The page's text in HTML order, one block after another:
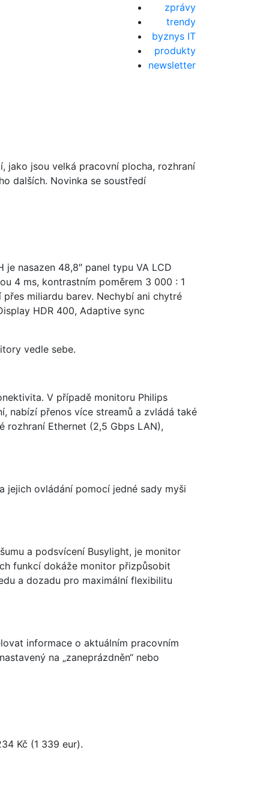
zprávy
trendy
byznys IT
produkty
newsletter
jako jsou velká pracovní plocha, rozhraní
dalších. Novinka se soustředí
nasazen 48,8″ panel typu VA LCD
4 ms, kontrastním poměrem 3 000 : 1
miliardu barev. Nechybí ani chytré
HDR 400, Adaptive sync
vedle sebe.
V případě monitoru Philips
nabízí přenos více streamů a zvládá také
rozhraní Ethernet (2,5 Gbps LAN),
jejich ovládání pomocí jedné sady myši
a podsvícení Busylight, je monitor
funkcí dokáže monitor přizpůsobit
a dozadu pro maximální flexibilitu
informace o aktuálním pracovním
na „zaneprázdněn“ nebo
Kč (1 339 eur).